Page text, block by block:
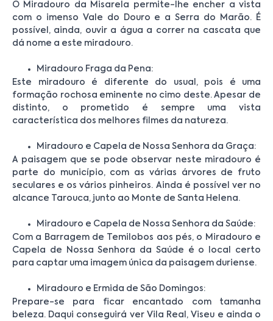
O Miradouro da Misarela permite-lhe encher a vista
com o imenso Vale do Douro e a Serra do Marão. É
possível, ainda, ouvir a água a correr na cascata que
dá nome a este miradouro.
Miradouro Fraga da Pena:
Este miradouro é diferente do usual, pois é uma
formação rochosa eminente no cimo deste. Apesar de
distinto, o prometido é sempre uma vista
característica dos melhores filmes da natureza.
Miradouro e Capela de Nossa Senhora da Graça:
A paisagem que se pode observar neste miradouro é
parte do município, com as várias árvores de fruto
seculares e os vários pinheiros. Ainda é possível ver no
alcance Tarouca, junto ao Monte de Santa Helena.
Miradouro e Capela de Nossa Senhora da Saúde:
Com a Barragem de Temilobos aos pés, o Miradouro e
Capela de Nossa Senhora da Saúde é o local certo
para captar uma imagem única da paisagem duriense.
Miradouro e Ermida de São Domingos:
Prepare-se para ficar encantado com tamanha
beleza. Daqui conseguirá ver Vila Real, Viseu e ainda o